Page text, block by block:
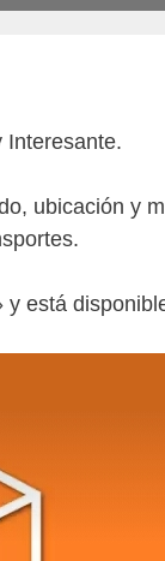
Interesante.
ubicación y
está